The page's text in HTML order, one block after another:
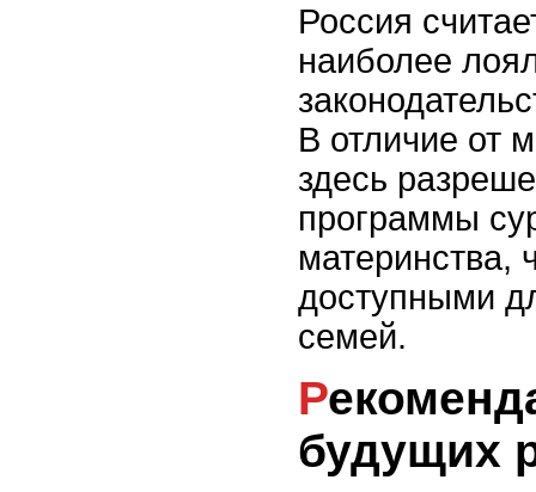
Россия
наиболее
В отличие от
здесь
программы
материнства,
доступными
семей.
Рекомендации для
будущих